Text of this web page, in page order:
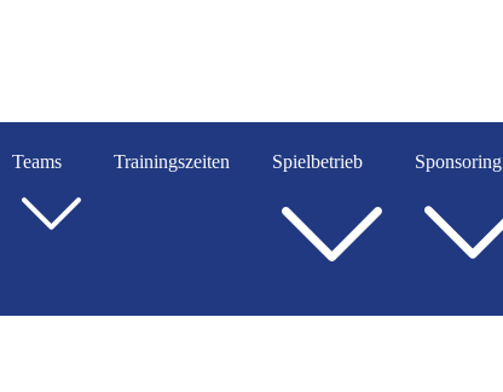
Teams Trainingszeiten Spielbetrieb Sponsoring